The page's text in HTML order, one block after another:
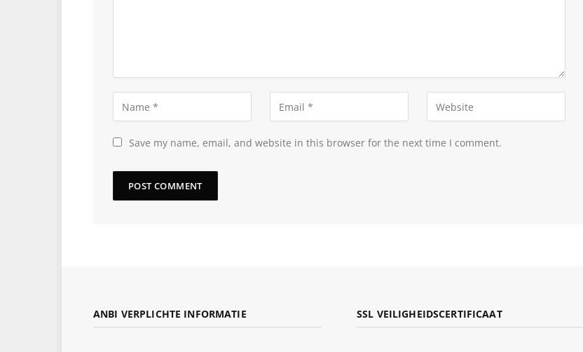
Save my name, email, and website in this browser for the next time I comment.
ANBI VERPLICHTE INFORMATIE SSL VEILIGHEIDSCERTIFICAAT